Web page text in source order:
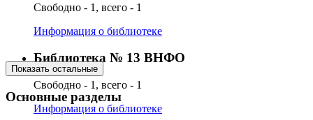
Свободно - 1, всего - 1
Информация о библиотеке
Библиотека № 13 ВНФО
Свободно - 1, всего - 1
Информация о библиотеке
Показать остальные
Основные разделы